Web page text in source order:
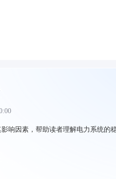
响因素，帮助读者理解电力系统的